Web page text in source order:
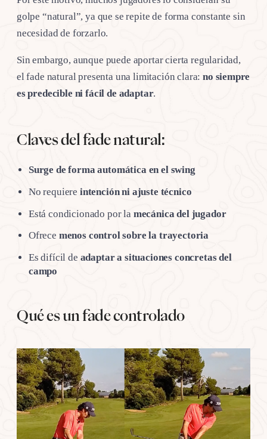
golpe “natural”, ya que se repite de forma constante sin
necesidad de forzarlo.
Sin embargo, aunque puede aportar cierta regularidad,
el fade natural presenta una limitación clara:no siempre
es predecible ni fácil de adaptar.
Claves del fade natural:
Surge de forma automática en el swing
No requiere intención ni ajuste técnico
Está condicionado por la mecánica del jugador
Ofrece menos control sobre la trayectoria
Es difícil de adaptar a situaciones concretas del
campo
Qué es un fade controlado